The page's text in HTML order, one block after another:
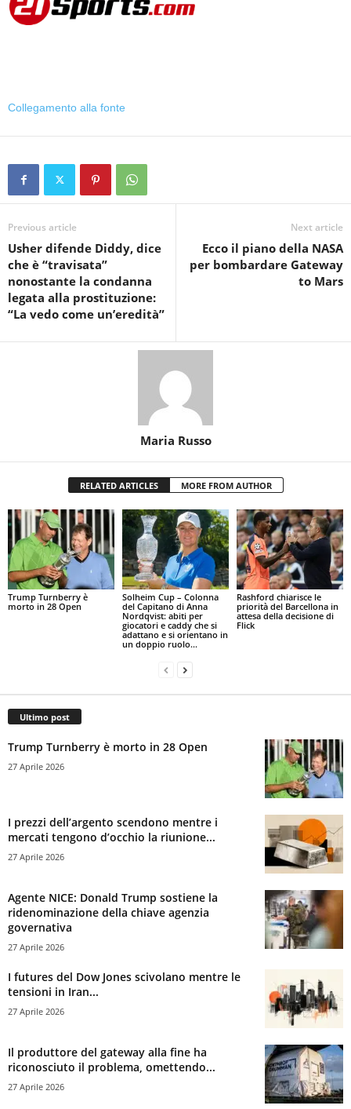
Collegamento alla fonte
Previous article
Usher difende Diddy, dice
che è “travisata”
nonostante la condanna
legata alla prostituzione:
“La vedo come un’eredità”
Next article
Ecco il piano della NASA
per bombardare Gateway
to Mars
Maria Russo
RELATED ARTICLES MORE FROM AUTHOR
Trump Turnberry è
morto in 28 Open
Solheim Cup – Colonna
del Capitano di Anna
Nordqvist: abiti per
giocatori e caddy che si
adattano e si orientano in
un doppio ruolo...
Rashford chiarisce le
priorità del Barcellona in
attesa della decisione di
Flick
Ultimo post
Trump Turnberry è morto in 28 Open
27 Aprile 2026
I prezzi dell’argento scendono mentre i
mercati tengono d’occhio la riunione...
27 Aprile 2026
Agente NICE: Donald Trump sostiene la
ridenominazione della chiave agenzia
governativa
27 Aprile 2026
I futures del Dow Jones scivolano mentre le
tensioni in Iran...
27 Aprile 2026
Il produttore del gateway alla fine ha
riconosciuto il problema, omettendo...
27 Aprile 2026